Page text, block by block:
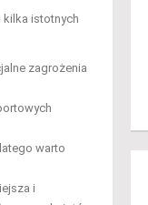
kilka istotnych
zagrożenia
warto
i